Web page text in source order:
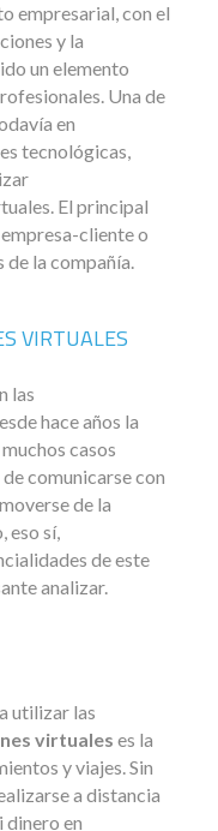
empresarial, con el
y la
un elemento
Una de
en
tecnológicas,
El principal
cliente o
de la compañía.
VIRTUALES
las
hace años la
casos
comunicarse con
de la
eso sí,
de este
analizar.
utilizar las
virtuales es la
y viajes. Sin
a distancia
dinero en